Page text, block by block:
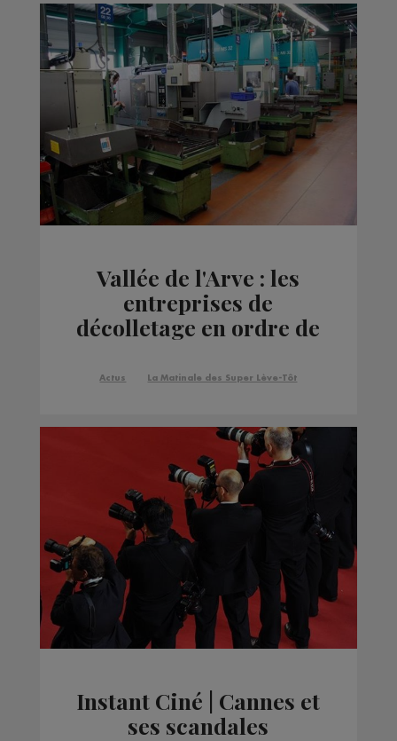
Vallée de l'Arve : les
entreprises de
décolletage en ordre de
Actus La Matinale des Super Lève-Tôt
Instant Ciné | Cannes et
ses scandales